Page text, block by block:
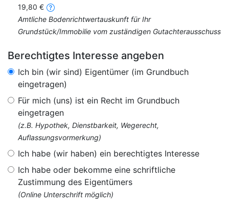
19,80 €
Amtliche Bodenrichtwertauskunft für Ihr
Grundstück/Immobilie vom zuständigen Gutachterausschuss
Berechtigtes Interesse angeben
Ich bin (wir sind) Eigentümer (im Grundbuch
eingetragen)
Für mich (uns) ist ein Recht im Grundbuch
eingetragen
(z.B. Hypothek, Dienstbarkeit, Wegerecht,
Auflassungsvormerkung)
Ich habe (wir haben) ein berechtigtes Interesse
Ich habe oder bekomme eine schriftliche
Zustimmung des Eigentümers
(Online Unterschrift möglich)